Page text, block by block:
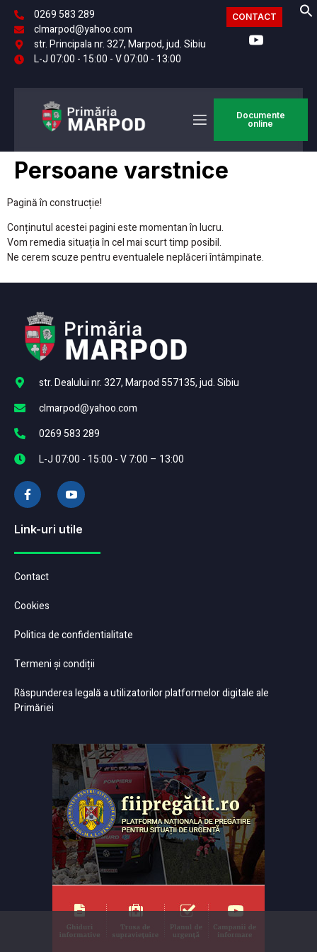
0269 583 289
clmarpod@yahoo.com
str. Principala nr. 327, Marpod, jud. Sibiu
L-J 07:00 - 15:00 - V 07:00 - 13:00
CONTACT
Documente
online
Persoane varstnice
Pagină în construcție!
Conținutul acestei pagini este momentan în lucru.
Vom remedia situația în cel mai scurt timp posibil.
Ne cerem scuze pentru eventualele neplăceri întâmpinate.
str. Dealului nr. 327, Marpod 557135, jud. Sibiu
clmarpod@yahoo.com
0269 583 289
L-J 07:00 - 15:00 - V 7:00 – 13:00
Link-uri utile
Contact
Cookies
Politica de confidentialitate
Termeni și condiții
Răspunderea legală a utilizatorilor platformelor digitale ale
Primăriei